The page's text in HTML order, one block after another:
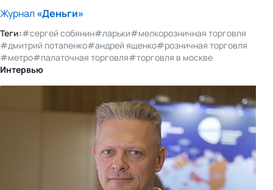
Журнал«Деньги»
Теги:#сергей собянин#ларьки#мелкорозничная торговля
#дмитрий потапенко#андрей ященко#розничная торговля
#метро#палаточная торговля#торговля в москве
Интервью